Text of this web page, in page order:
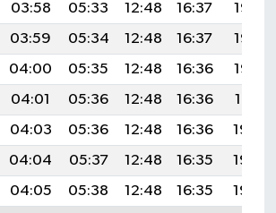
03:58 05:33 12:48 16:37
19:53
03:59 05:34 12:48 16:37
19:53
04:00 05:35 12:48 16:36
19:52
04:01 05:36 12:48 16:36
19:51
04:03 05:36 12:48 16:36
19:50
04:04 05:37 12:48 16:35
19:49
04:05 05:38 12:48 16:35
19:48